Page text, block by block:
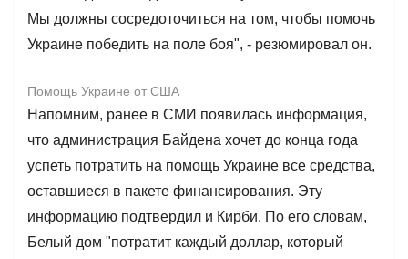
Мы должны сосредоточиться на том, чтобы помочь
Украине победить на поле боя", - резюмировал он.
Помощь Украине от США
Напомним, ранее в СМИ появилась информация,
что администрация Байдена хочет до конца года
успеть потратить на помощь Украине все средства,
оставшиеся в пакете финансирования. Эту
информацию подтвердил и Кирби. По его словам,
Белый дом "потратит каждый доллар, который